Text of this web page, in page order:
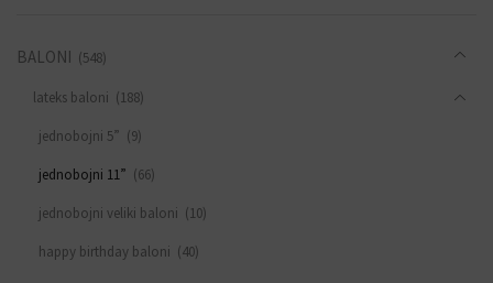
BALONI (548)
lateks baloni (188)
jednobojni 5” (9)
jednobojni 11” (66)
jednobojni veliki baloni (10)
happy birthday baloni (40)